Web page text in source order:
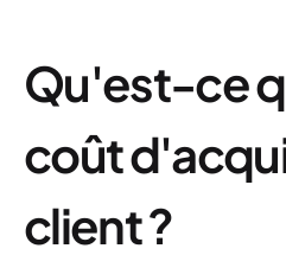
Qu'est-ce
coût
client ?